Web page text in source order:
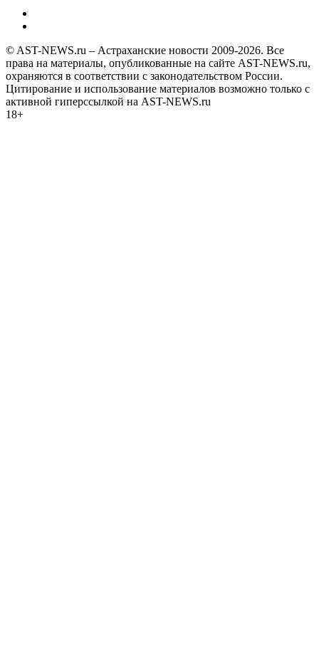
© AST-NEWS.ru – Астраханские новости 2009-2026. Все
права на материалы, опубликованные на сайте AST-NEWS.ru,
охраняются в соответствии с законодательством России.
Цитирование и использование материалов возможно только с
активной гиперссылкой на AST-NEWS.ru
18+